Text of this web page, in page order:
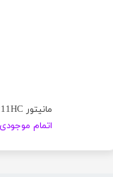
مانیتور Dell e2211HC
اتمام موجودی